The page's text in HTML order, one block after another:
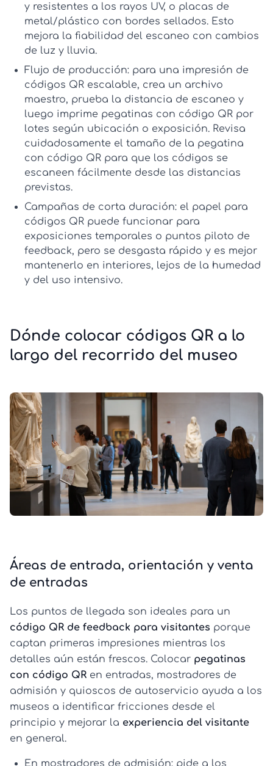
y resistentes a los rayos UV, o placas de
metal/plástico con bordes sellados. Esto
mejora la fiabilidad del escaneo con cambios
de luz y lluvia.
Flujo de producción: para una impresión de
códigos QR escalable, crea un archivo
maestro, prueba la distancia de escaneo y
luego imprime pegatinas con código QR por
lotes según ubicación o exposición. Revisa
cuidadosamente el tamaño de la pegatina
con código QR para que los códigos se
escaneen fácilmente desde las distancias
previstas.
Campañas de corta duración: el papel para
códigos QR puede funcionar para
exposiciones temporales o puntos piloto de
feedback, pero se desgasta rápido y es mejor
mantenerlo en interiores, lejos de la humedad
y del uso intensivo.
Dónde colocar códigos QR a lo
largo del recorrido del museo
Áreas de entrada, orientación y venta
de entradas
Los puntos de llegada son ideales para un
código QR de feedback para visitantes porque
captan primeras impresiones mientras los
detalles aún están frescos. Colocar pegatinas
con código QR en entradas, mostradores de
admisión y quioscos de autoservicio ayuda a los
museos a identificar fricciones desde el
principio y mejorar la experiencia del visitante
en general.
En mostradores de admisión: pide a los